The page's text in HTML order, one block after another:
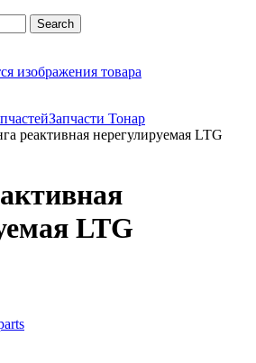
Search
Запчасти Тонар
реактивная нерегулируемая LTG
LTG